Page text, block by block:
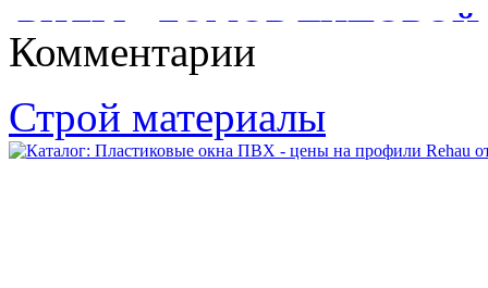
Дизайн однокомнатной квартиры копэ м парус. П-111 П-111М
ВИДЫ - ДОМОВ ТИПОВОЙ
ЗАСТРОЙКИ И
ПЛАНИРОВКА КВАРТИР
ВИДЫ ДОМОВ ТИПОВОЙ ЗАСТРОЙКИ И ПЛАНИРОВКА
Комментарии
Строй материалы